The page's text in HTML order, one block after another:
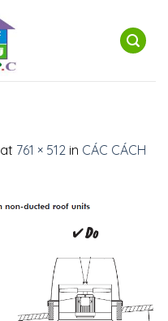
at 761 × 512 in CÁC CÁCH